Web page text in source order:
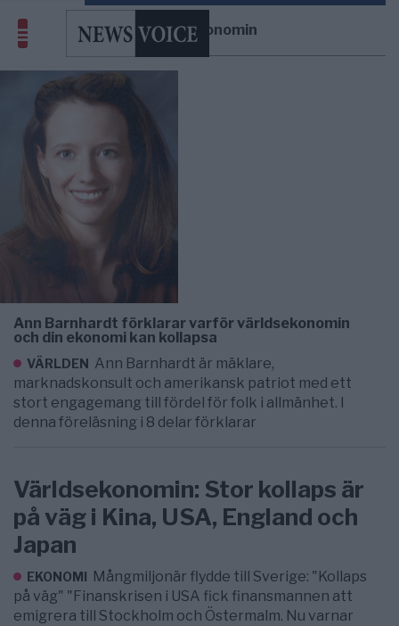
Världsekonomin
Ann Barnhardt förklarar varför världsekonomin
och din ekonomi kan kollapsa
VÄRLDEN Ann Barnhardt är mäklare,
marknadskonsult och amerikansk patriot med ett
stort engagemang till fördel för folk i allmänhet. I
denna föreläsning i 8 delar förklarar
Världsekonomin: Stor kollaps är
på väg i Kina, USA, England och
Japan
EKONOMI Mångmiljonär flydde till Sverige: "Kollaps
på väg" "Finanskrisen i USA fick finansmannen att
emigrera till Stockholm och Östermalm. Nu varnar